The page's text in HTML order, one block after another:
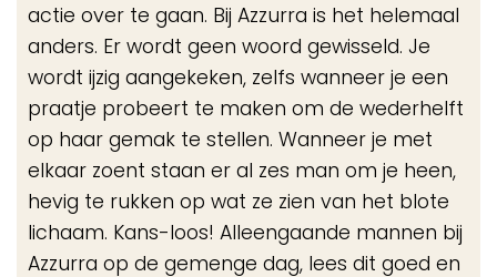
actie over te gaan. Bij Azzurra is het helemaal
anders. Er wordt geen woord gewisseld. Je
wordt ijzig aangekeken, zelfs wanneer je een
praatje probeert te maken om de wederhelft
op haar gemak te stellen. Wanneer je met
elkaar zoent staan er al zes man om je heen,
hevig te rukken op wat ze zien van het blote
lichaam. Kans-loos! Alleengaande mannen bij
Azzurra op de gemenge dag, lees dit goed en